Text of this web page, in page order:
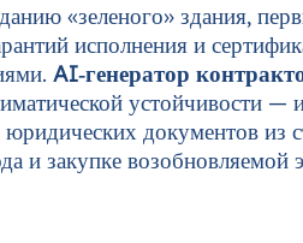
«зеленого» здания,
исполнения и
AI‑генератор
устойчивости —
документов из
и закупке